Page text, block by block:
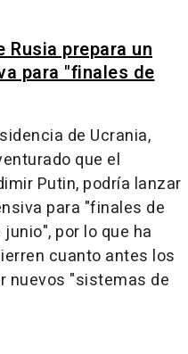
Rusia prepara un
para "finales de
de Ucrania,
que el
Putin, podría lanzar
para "finales de
por lo que ha
cuanto antes los
nuevos "sistemas de